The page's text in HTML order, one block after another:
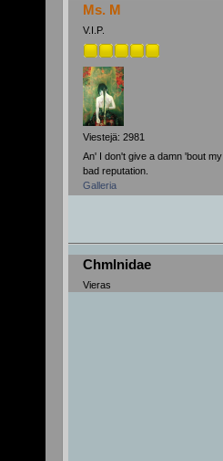
Ms. M
V.I.P.
Viestejä: 2981
An' I don't give a damn 'bout my
bad reputation.
Galleria
Chmlnidae
Vieras